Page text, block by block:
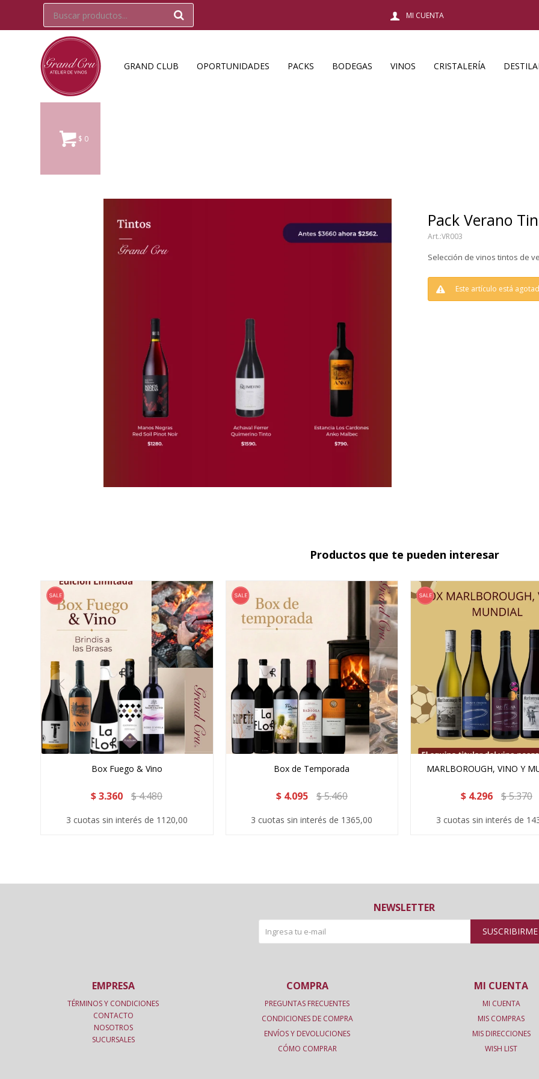
GRAND CLUB OPORTUNIDADES PACKS BODEGAS VINOS CRISTALERÍA
$ 0
Pack Verano
VR003
Selección de vinos tintos de
Este artículo está
Productos que te pueden interesar
Box Fuego & Vino
$ 3.360 $4.480
3 cuotas sin interés de 1120,00
Box de Temporada
$ 4.095 $5.460
3 cuotas sin interés de 1365,00
MARLBOROUGH, VINO Y
$ 4.296 $5.370
3 cuotas sin interés de
NEWSLETTER
SUSCRIBIRME
EMPRESA
TÉRMINOS Y CONDICIONES
CONTACTO
NOSOTROS
SUCURSALES
COMPRA
PREGUNTAS FRECUENTES
CONDICIONES DE COMPRA
ENVÍOS Y DEVOLUCIONES
CÓMO COMPRAR
MI CUENTA
MI CUENTA
MIS COMPRAS
MIS DIRECCIONES
WISH LIST